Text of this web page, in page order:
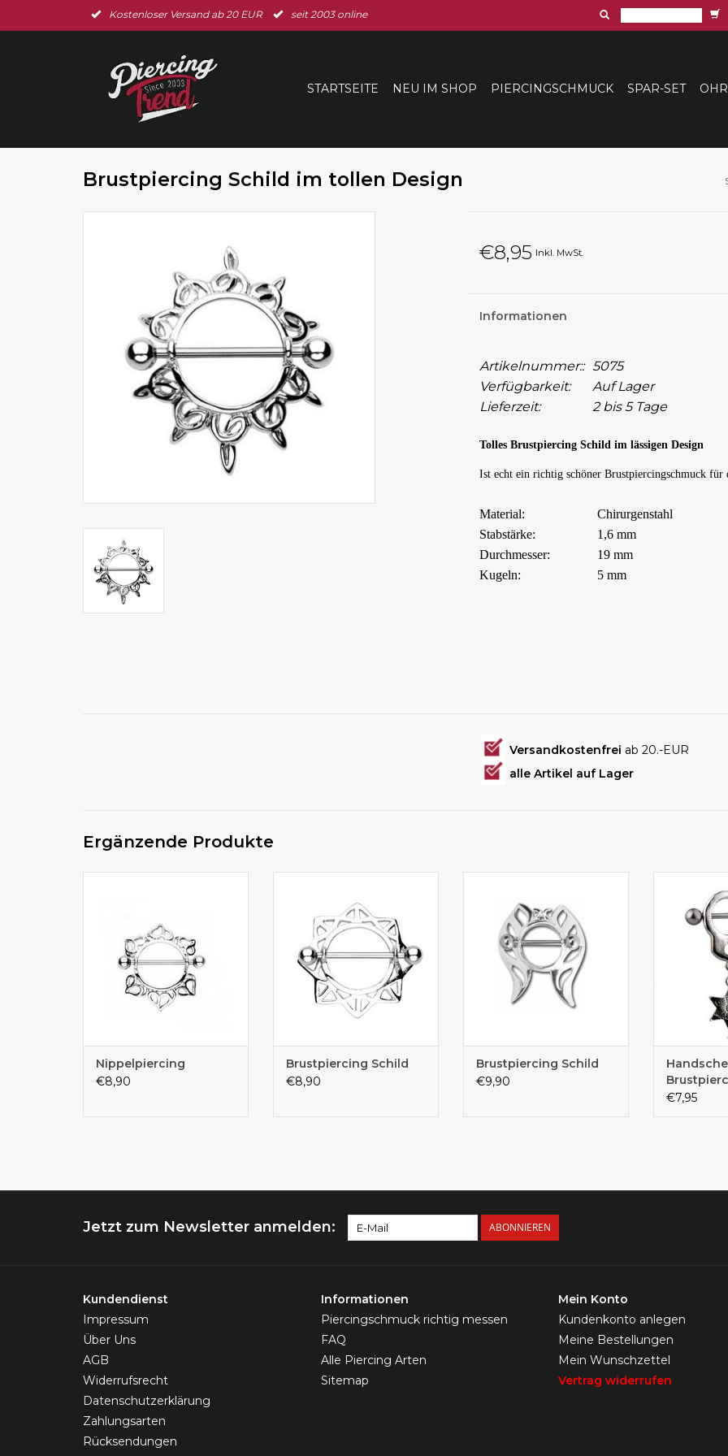
Kostenloser Versand ab 20 EUR seit 2003 online
STARTSEITE NEU IM SHOP PIERCINGSCHMUCK SPAR-SET
Brustpiercing Schild im tollen Design
€8,95 Inkl. MwSt.
Informationen
Artikelnummer:: 5075
Verfügbarkeit:
Auf Lager
Lieferzeit:
2 bis 5 Tage
Tolles Brustpiercing Schild im lässigen Design
Ist echt ein richtig schöner Brustpiercingschmuck für
Material:
Chirurgenstahl
Stabstärke:
1,6 mm
Durchmesser:
19 mm
Kugeln:
5 mm
Versandkostenfrei ab 20.-EUR
alle Artikel auf Lager
Ergänzende Produkte
Nippelpiercing
€8,90
Brustpiercing Schild
€8,90
Brustpiercing Schild
€9,90
€7,95
Jetzt zum Newsletter anmelden: ABONNIEREN
Kundendienst
Impressum
Über Uns
AGB
Widerrufsrecht
Datenschutzerklärung
Zahlungsarten
Rücksendungen
Informationen
Piercingschmuck richtig messen
FAQ
Alle Piercing Arten
Sitemap
Mein Konto
Kundenkonto anlegen
Meine Bestellungen
Mein Wunschzettel
Vertrag widerrufen